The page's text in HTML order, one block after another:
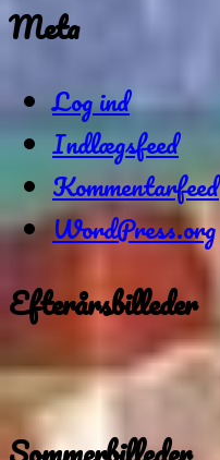
Meta
Log ind
Indlægsfeed
Kommentarfeed
WordPress.org
Efterårsbilleder